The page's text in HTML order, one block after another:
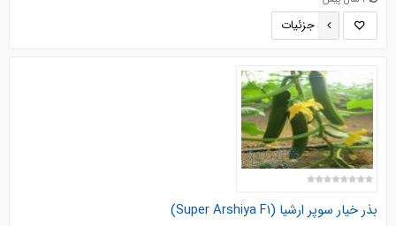
جزئیات
بذر خیار سوپر ارشیا (Super Arshiya F1)